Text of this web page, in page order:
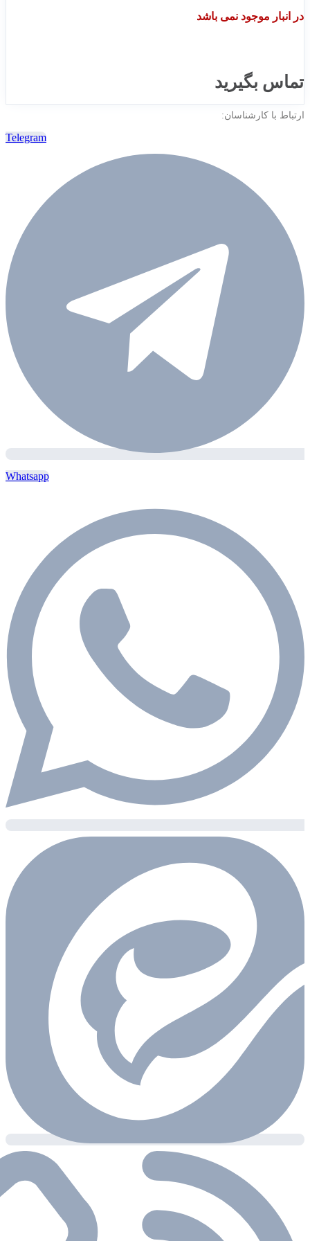
در انبار موجود نمی باشد
تماس بگیرید
ارتباط با کارشناسان:
Telegram
Whatsapp